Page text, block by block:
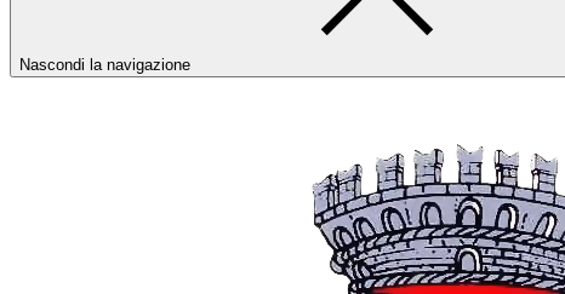
Nascondi la navigazione